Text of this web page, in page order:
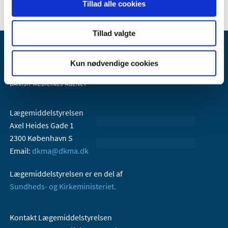
Tillad alle cookies
Tillad valgte
Kun nødvendige cookies
Lægemiddelstyrelsen
Axel Heides Gade 1
2300 København S
Email: dkma@dkma.dk
Lægemiddelstyrelsen er en del af
Sundheds- og Kirkeministeriet.
Kontakt Lægemiddelstyrelsen